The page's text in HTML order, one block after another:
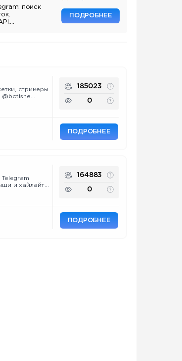
поиск
ПОДРОБНЕЕ
стримеры
Наш
каналы:
РКН:
185023
0
ПОДРОБНЕЕ
и хайлайты,
и
164883
0
ПОДРОБНЕЕ